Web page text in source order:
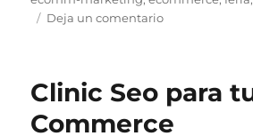
Deja un comentarioen
Madrid:
se
avecina
Clinic Seo para
Commerce